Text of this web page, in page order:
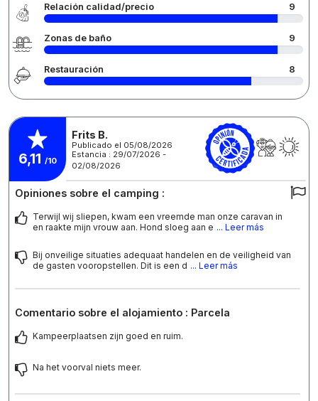
Relación calidad/precio 9
Zonas de baño 9
Restauración 8
6,11 /10
Frits B.
Publicado el 05/08/2026
Estancia : 29/07/2026 -
02/08/2026
Opiniones sobre el camping :
Terwijl wij sliepen, kwam een vreemde man onze caravan in
en raakte mijn vrouw aan. Hond sloeg aan e ... Leer más
Bij onveilige situaties adequaat handelen en de veiligheid van
de gasten vooropstellen. Dit is een d ... Leer más
Comentario sobre el alojamiento : Parcela
Kampeerplaatsen zijn goed en ruim.
Na het voorval niets meer.